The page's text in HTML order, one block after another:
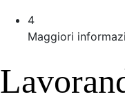
4
Maggiori